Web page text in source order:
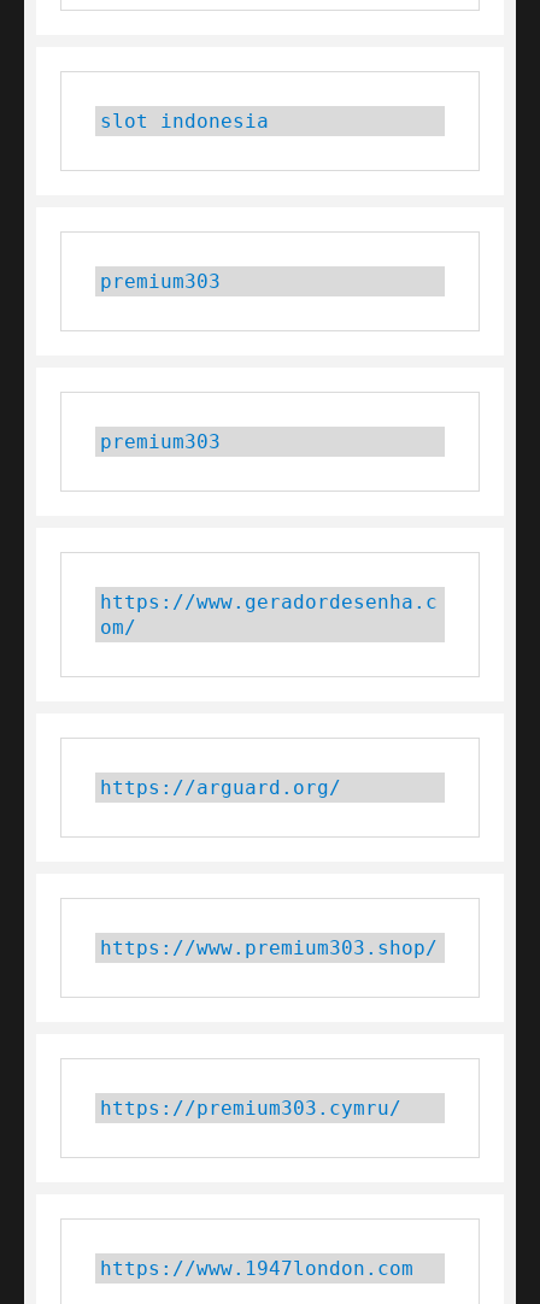
slot indonesia
premium303
premium303
https://www.geradordesenha.c
om/
https://arguard.org/
https://www.premium303.shop/
https://premium303.cymru/
https://www.1947london.com